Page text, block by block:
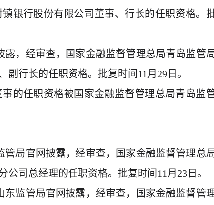
银行股份有限公司董事、行长的任职资格。
，经审查，国家金融监督管理总局青岛监管
行长的任职资格。批复时间11月29日。
的任职资格被国家金融监督管理总局青岛监
局官网披露，经审查，国家金融监督管理总
公司总经理的任职资格。批复时间11月23日。
东监管局官网披露，经审查，国家金融监督管